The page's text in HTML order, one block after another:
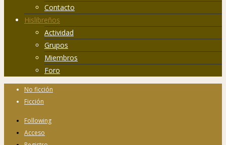
Contacto
Hislibreños
Actividad
Grupos
Miembros
Foro
No ficción
Ficción
Following
Acceso